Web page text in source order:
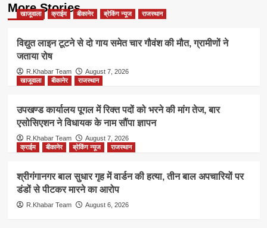
More Stories
खाजूवाला क्राईम बीकानेर ब्रेकिंग न्यूज राजस्थान
विद्युत लाइन टूटने से दो गाय समेत चार गौवंश की मौत, ग्रामीणों ने
जताया रोष
R.Khabar Team
August 7, 2026
खाजूवाला
बीकानेर राजस्थान
उपखण्ड कार्यालय पूगल में रिक्त पदों को भरने की मांग तेज, बार
एसोसिएशन ने विधायक के नाम सौंपा ज्ञापन
R.Khabar Team
August 7, 2026
क्राईम
बीकानेर ब्रेकिंग न्यूज राजस्थान
श्रीगंगानगर बाल सुधार गृह में वार्डन की हत्या, तीन बाल अपचारियों पर
डंडों से पीटकर मारने का आरोप
R.Khabar Team August 6, 2026